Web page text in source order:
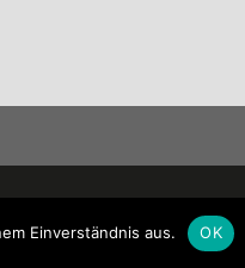
Einverständnis aus. OK